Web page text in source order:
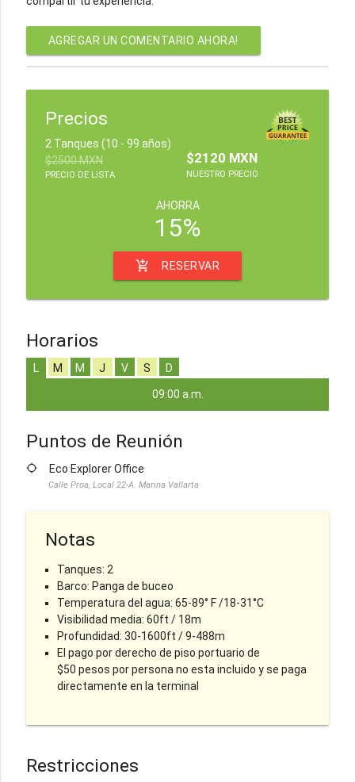
AGREGAR UN COMENTARIO AHORA!
Precios
2 Tanques (10 - 99 años)
$2500 MXN
PRECIO DE LISTA
$2120 MXN
NUESTRO PRECIO
AHORRA
15%
add_shopping_cart RESERVAR
Horarios
L M M J V S D
09:00 a.m.
Puntos de Reunión
location_searching Eco Explorer Office
Calle Proa, Local 22-A. Marina Vallarta
Notas
Tanques: 2
Barco: Panga de buceo
Temperatura del agua: 65-89° F /18-31°C
Visibilidad media: 60ft / 18m
Profundidad: 30-1600ft / 9-488m
El pago por derecho de piso portuario de
$50 pesos por persona no esta incluido y se paga
directamente en la terminal
Restricciones